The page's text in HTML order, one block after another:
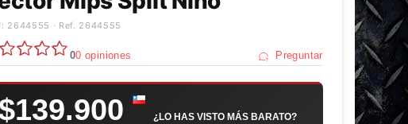
2644555 · Ref. 2644555
00 opiniones Preguntar
¿LO HAS VISTO MÁS BARATO?